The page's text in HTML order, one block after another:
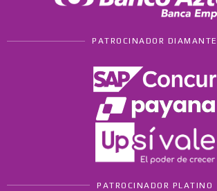
PATROCINADOR DIAMANTE
PATROCINADOR PLATINO